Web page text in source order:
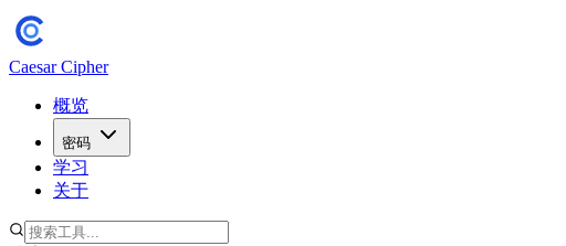
Caesar Cipher
概览
密码
学习
关于